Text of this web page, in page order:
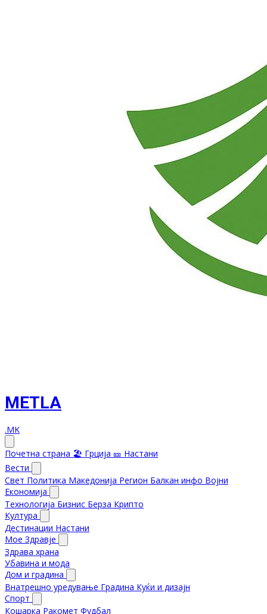
METLA
.MK
Почетна страна 🏖️ Грција 🎫 Настани
Вести
Свет Политика Македонија Регион Балкан инфо Војни
Економија
Технологија Бизнис Берза Крипто
Култура
Дестинации Настани
Мое Здравје
Здрава храна
Убавина и мода
Дом и градина
Внатрешно уредување Градина Куќи и дизајн
Спорт
Кошарка Ракомет Фудбал